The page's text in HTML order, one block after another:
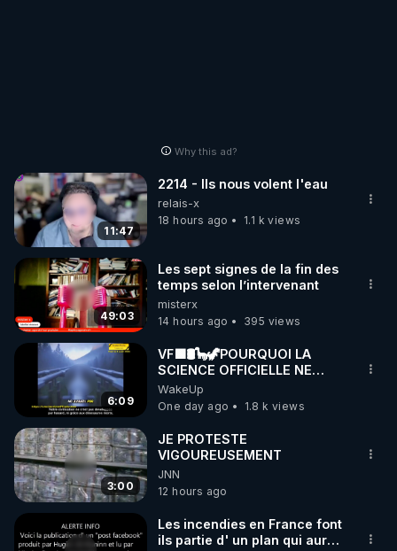
Why this ad?
11:47
2214 - Ils nous volent l'eau
relais-x
18 hours ago
1.1 k views
49:03
Les sept signes de la fin des
temps selon l’intervenant
misterx
14 hours ago
395 views
6:09
VF🟩🛢🦕🦖POURQUOI LA
SCIENCE OFFICIELLE NE
CONNAÎT-ELLE PAS LA VRAIE
ORIGINE DU PÉTROL -
Jocelyne Tr
WakeUp
One day ago
1.8 k views
3:00
JE PROTESTE
VIGOUREUSEMENT
JNN
12 hours ago
Les incendies en France font
ils partie d' un plan qui aurait